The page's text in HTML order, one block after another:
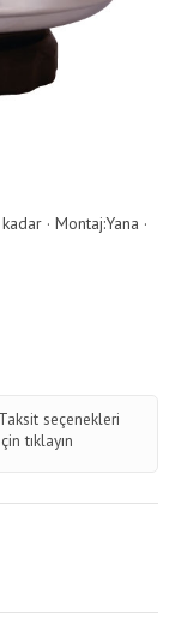
· Montaj:Yana ·
Taksit seçenekleri
tıklayın